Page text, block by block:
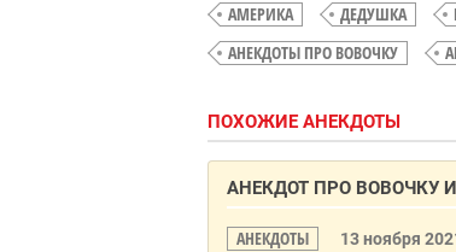
АМЕРИКА ДЕДУШКА
АНЕКДОТЫ ПРО ВОВОЧКУ
ПОХОЖИЕ АНЕКДОТЫ
АНЕКДОТ ПРО ВОВОЧКУ
АНЕКДОТЫ 13 ноября